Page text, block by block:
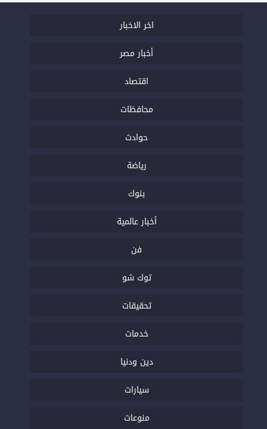
اخر الاخبار
أخبار مصر
اقتصاد
محافظات
حوادث
رياضة
بنوك
أخبار عالمية
فن
توك شو
تحقيقات
خدمات
دين ودنيا
سيارات
منوعات